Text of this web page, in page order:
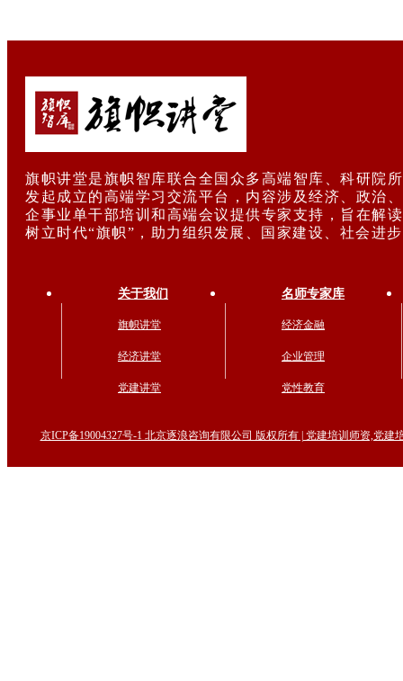
旗帜讲堂是旗帜智库联合全国众多高端智库、科研院
发起成立的高端学习交流平台，内容涉及经济、政治
企事业单干部培训和高端会议提供专家支持，旨在解
树立时代“旗帜”，助力组织发展、国家建设、社会进
关于我们
旗帜讲堂
经济讲堂
党建讲堂
名师专家库
经济金融
企业管理
党性教育
京ICP备19004327号-1 北京逐浪咨询有限公司 版权所有 | 党建培训师资,党